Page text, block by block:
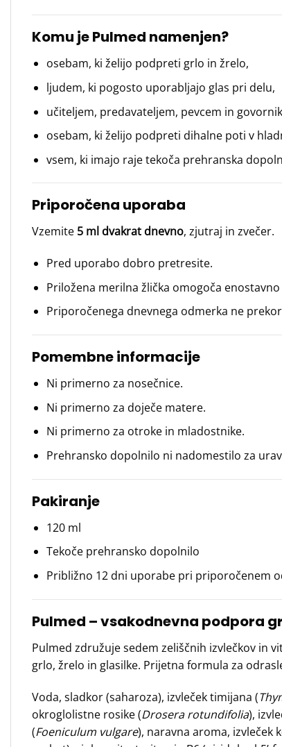
Komu je Pulmed namenjen?
osebam, ki želijo podpreti grlo in žrelo,
ljudem, ki pogosto uporabljajo glas pri delu,
učiteljem, predavateljem, pevcem in
osebam, ki želijo podpreti dihalne poti v
vsem, ki imajo raje tekoča prehranska
Priporočena uporaba
Vzemite 5 ml dvakrat dnevno, zjutraj in zvečer.
Pred uporabo dobro pretresite.
Priložena merilna žlička omogoča
Priporočenega dnevnega odmerka ne
Pomembne informacije
Ni primerno za nosečnice.
Ni primerno za doječe matere.
Ni primerno za otroke in mladostnike.
Prehransko dopolnilo ni nadomestilo za
Pakiranje
120 ml
Tekoče prehransko dopolnilo
Približno 12 dni uporabe pri priporočenem
Pulmed – vsakodnevna podpora
Pulmed združuje sedem zeliščnih izvlečkov in
grlo, žrelo in glasilke. Prijetna formula za
Voda, sladkor (saharoza), izvleček timijana (
okroglolistne rosike (Drosera rotundifolia),
(Foeniculum vulgare), naravna aroma, izvleček